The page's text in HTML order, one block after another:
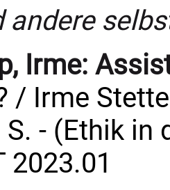
andere
Irme:
/ Irme
S. - (Ethik
2023.01